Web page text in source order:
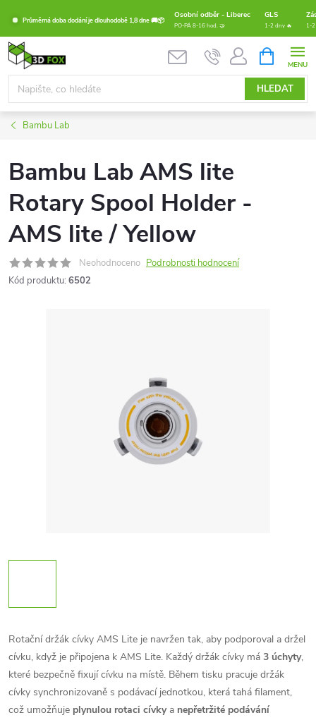
obsah
Průměrná doba dodání je dlouhodobě 1,8 dne 🚚📦
Osobní odběr - Liberec GLS
PO-PÁ 8-16 hod. 🤝 1-2 dny 🔥 1-
HLEDAT
NÁKUPNÍ
KOŠÍK
Bambu Lab
Bambu Lab AMS lite
Rotary Spool Holder -
AMS lite / Yellow
Neohodnoceno Podrobnosti hodnocení
Kód produktu: 6502
Rotační držák cívky AMS Lite je navržen tak, aby podporoval a držel
cívku, když je připojena k AMS Lite. Každý držák cívky má 3 úchyty,
které bezpečně fixují cívku na místě. Během tisku pracuje držák
cívky synchronizovaně s podávací jednotkou, která tahá filament,
což umožňuje plynulou rotaci cívkya nepřetržité podávání